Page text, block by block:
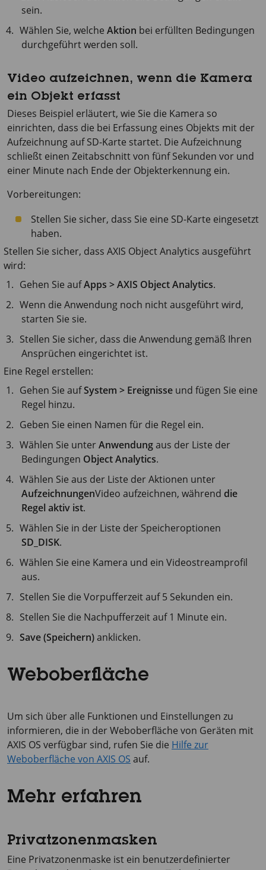
sein.
Wählen Sie, welcheAktion bei erfüllten Bedingungen
durchgeführt werden soll.
Video aufzeichnen, wenn die Kamera
ein Objekt erfasst
Dieses Beispiel erläutert, wie Sie die Kamera so
einrichten, dass die bei Erfassung eines Objekts mit der
Aufzeichnung auf SD-Karte startet. Die Aufzeichnung
schließt einen Zeitabschnitt von fünf Sekunden vor und
einer Minute nach Ende der Objekterkennung ein.
Vorbereitungen:
Stellen Sie sicher, dass Sie eine SD-Karte eingesetzt
haben.
Stellen Sie sicher, dass AXIS ObjectAnalytics ausgeführt
wird:
Gehen Sie aufApps > AXIS Object Analytics.
Wenn die Anwendung noch nicht ausgeführt wird,
starten Sie sie.
Stellen Sie sicher, dass die Anwendung gemäß Ihren
Ansprüchen eingerichtet ist.
Eine Regel erstellen:
Gehen Sie aufSystem > Ereignisse und fügen Sie eine
Regel hinzu.
Geben Sie einen Namen für die Regel ein.
Wählen Sie unterAnwendungaus der Liste der
Bedingungen Object Analytics.
Wählen Sie aus der Liste der Aktionen unter
AufzeichnungenVideo aufzeichnen, während die
Regel aktiv ist.
Wählen Sie in der Liste der Speicheroptionen
SD_DISK.
Wählen Sie eine Kamera und ein Videostreamprofil
aus.
Stellen Sie die Vorpufferzeit auf5 Sekunden ein.
Stellen Sie die Nachpufferzeit auf1 Minute ein.
Save (Speichern)anklicken.
Weboberfläche
Um sich über alle Funktionen und Einstellungen zu
informieren, die in der Weboberfläche von Geräten mit
AXIS OS verfügbar sind, rufen Sie die Hilfe zur
Weboberfläche von AXIS OS auf.
Mehr erfahren
Privatzonenmasken
Eine Privatzonenmaske ist ein benutzerdefinierter